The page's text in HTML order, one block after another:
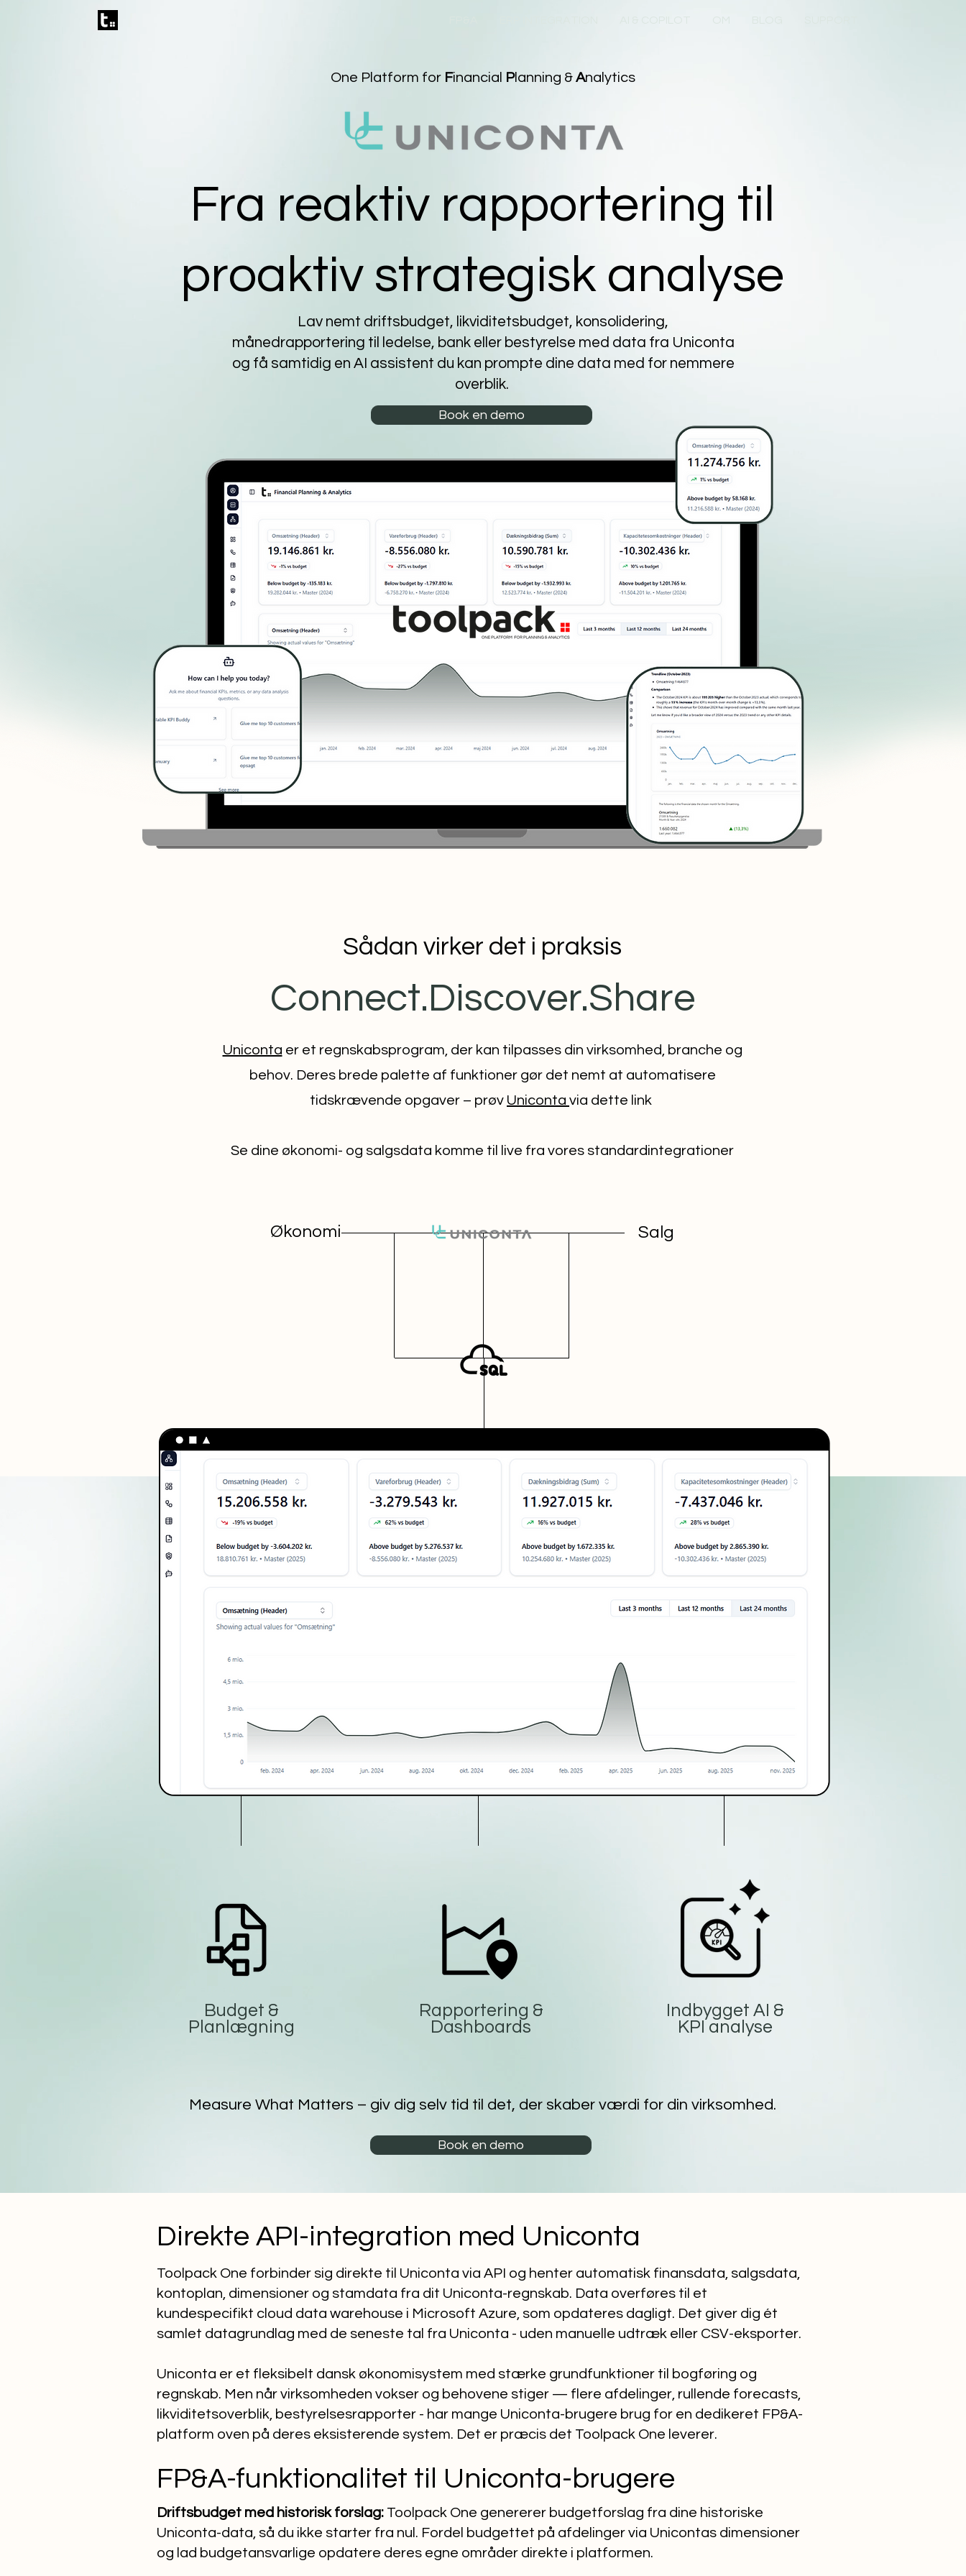
One Platform for Financial Planning & Analytics
Fra reaktiv rapportering til
proaktiv strategisk analyse
Lav nemt driftsbudget, likviditetsbudget, konsolidering,
månedrapportering til ledelse, bank eller bestyrelse med data fra Uniconta
og få samtidig en AI assistent du kan prompte dine data med for nemmere
overblik.
Book en demo
Sådan virker det i praksis
Connect.Discover.Share
Uniconta er et regnskabsprogram, der kan tilpasses din virksomhed, branche og
behov. Deres brede palette af funktioner gør det nemt at automatisere
tidskrævende opgaver – prøv Uniconta via dette link
Se dine økonomi- og salgsdata komme til live fra vores standardintegrationer
Salg
Økonomi
AIcertifikat.dk - AIkørekort.dk - Læringsforløb tilpasset din hverdag
Budget &
Planlægning
Rapportering &
Dashboards
Indbygget AI &
KPI analyse
Measure What Matters – giv dig selv tid til det, der skaber værdi for din virksomhed.
Book en demo
Direkte API-integration med Uniconta
Toolpack One forbinder sig direkte til Uniconta via API og henter automatisk finansdata, salgsdata,
kontoplan, dimensioner og stamdata fra dit Uniconta-regnskab. Data overføres til et
kundespecifikt cloud data warehouse i Microsoft Azure, som opdateres dagligt. Det giver dig ét
samlet datagrundlag med de seneste tal fra Uniconta - uden manuelle udtræk eller CSV-eksporter.
Uniconta er et fleksibelt dansk økonomisystem med stærke grundfunktioner til bogføring og
regnskab. Men når virksomheden vokser og behovene stiger — flere afdelinger, rullende forecasts,
likviditetsoverblik, bestyrelsesrapporter - har mange Uniconta-brugere brug for en dedikeret FP&A-
platform oven på deres eksisterende system. Det er præcis det Toolpack One leverer.
FP&A-funktionalitet til Uniconta-brugere
Driftsbudget med historisk forslag: Toolpack One genererer budgetforslag fra dine historiske
Uniconta-data, så du ikke starter fra nul. Fordel budgettet på afdelinger via Unicontas dimensioner
og lad budgetansvarlige opdatere deres egne områder direkte i platformen.